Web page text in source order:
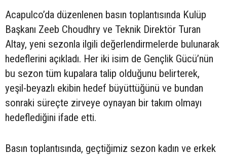
Acapulco’da düzenlenen basın toplantısında Kulüp
Başkanı Zeeb Choudhry ve Teknik Direktör Turan
Altay, yeni sezonla ilgili değerlendirmelerde bulunarak
hedeflerini açıkladı. Her iki isim de Gençlik Gücü’nün
bu sezon tüm kupalara talip olduğunu belirterek,
yeşil-beyazlı ekibin hedef büyüttüğünü ve bundan
sonraki süreçte zirveye oynayan bir takım olmayı
hedeflediğini ifade etti.
Basın toplantısında, geçtiğimiz sezon kadın ve erkek